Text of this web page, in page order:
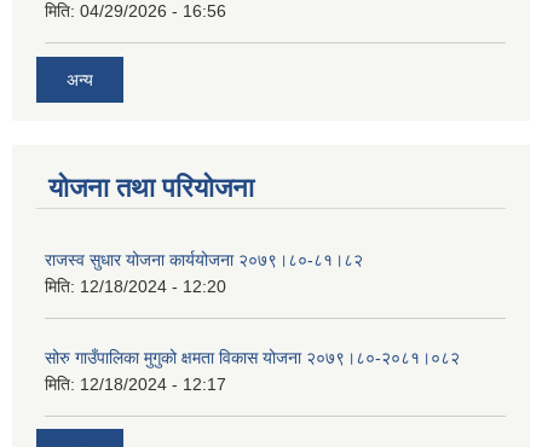
मिति: 04/29/2026 - 16:56
अन्य
योजना तथा परियोजना
राजस्व सुधार योजना कार्ययोजना २०७९।८०-८१।८२
मिति: 12/18/2024 - 12:20
सोरु गाउँपालिका मुगुको क्षमता विकास योजना २०७९।८०-२०८१।०८२
मिति: 12/18/2024 - 12:17